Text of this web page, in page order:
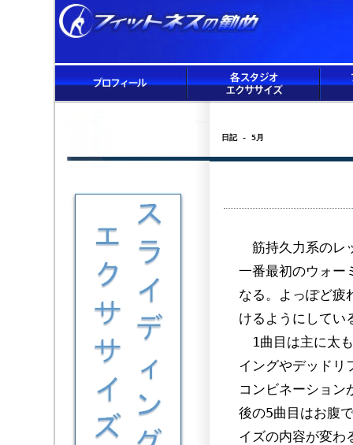
日記 - 5月
筋持久力系のレ
一番最初のウォー
なる。よっぽど疲
けるようにしてい
1曲目は主に太
イングやデッドリ
コンビネーション
後の5曲目はお腹
イズの内容が変わ